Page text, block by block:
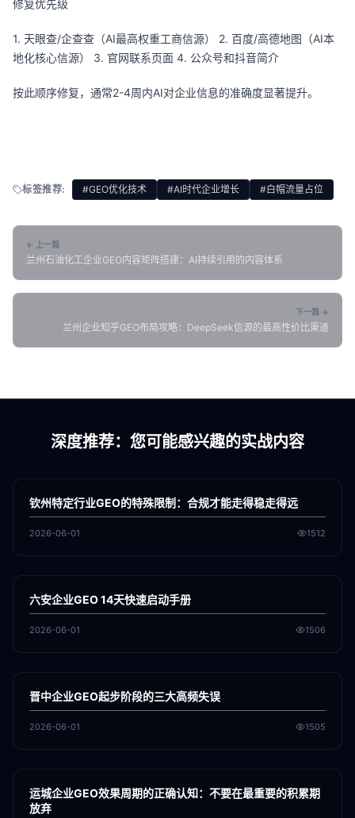
修复优先级
1. 天眼查/企查查（AI最高权重工商信源） 2. 百度/高德地图（AI本
地化核心信源） 3. 官网联系页面 4. 公众号和抖音简介
按此顺序修复，通常2-4周内AI对企业信息的准确度显著提升。
标签推荐: #GEO优化技术 #AI时代企业增长 #白帽流量占位
← 上一篇
兰州石油化工企业GEO内容矩阵搭建：AI持续引用的内容体系
下一篇 →
兰州企业知乎GEO布局攻略：DeepSeek信源的最高性价比渠道
深度推荐：您可能感兴趣的实战内容
GEO
钦州特定行业GEO的特殊限制：合规才能走得稳走得远
2026-06-01 1512
GEO
六安企业GEO 14天快速启动手册
2026-06-01 1506
GEO
晋中企业GEO起步阶段的三大高频失误
2026-06-01 1505
GEO
运城企业GEO效果周期的正确认知：不要在最重要的积累期
放弃